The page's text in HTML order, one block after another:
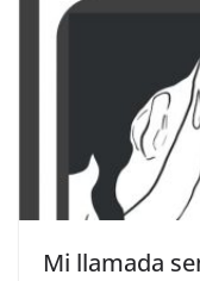
Mi llamada